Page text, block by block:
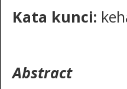
Kata kunci:
Abstract